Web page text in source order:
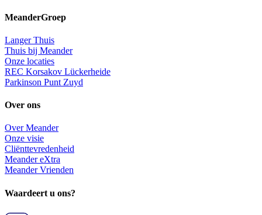
MeanderGroep
Langer Thuis
Thuis bij Meander
Onze locaties
REC Korsakov Lückerheide
Parkinson Punt Zuyd
Over ons
Over Meander
Onze visie
Cliënttevredenheid
Meander eXtra
Meander Vrienden
Waardeert u ons?